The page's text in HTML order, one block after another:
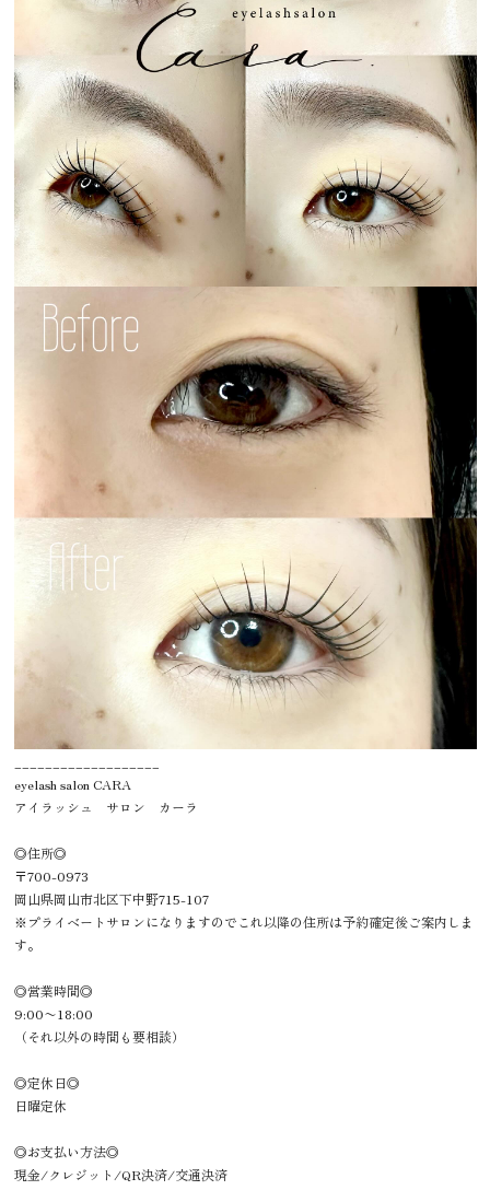
eyelash salon CARA
アイラッシュ サロン カーラ
◎住所◎
〒700-0973
岡山県岡山市北区下中野715-107
※プライベートサロンになりますのでこれ以降の住所は予約確定後ご案内しま
す。
◎営業時間◎
9:00〜18:00
（それ以外の時間も要相談）
◎定休日◎
日曜定休
◎お支払い方法◎
現金/クレジット/QR決済/交通決済